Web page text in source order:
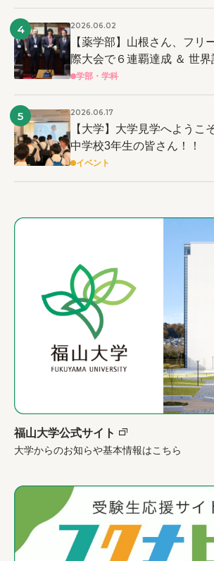
4 2026.06.02
【薬学部】山根さん、フリ
際大会で６連覇達成 ＆ 世界
学部・学科
5 2026.06.17
【大学】大学見学へようこ
中学校3年生の皆さん！！
イベント
福山大学公式サイト
大学からのお知らや基本情報はこちら